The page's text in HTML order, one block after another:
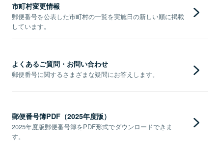
市町村変更情報
郵便番号を公表した市町村の一覧を実施日の新しい順に掲載
しています。
よくあるご質問・お問い合わせ
郵便番号に関するさまざまな疑問にお答えします。
郵便番号簿PDF（2025年度版）
2025年度版郵便番号簿をPDF形式でダウンロードできま
す。